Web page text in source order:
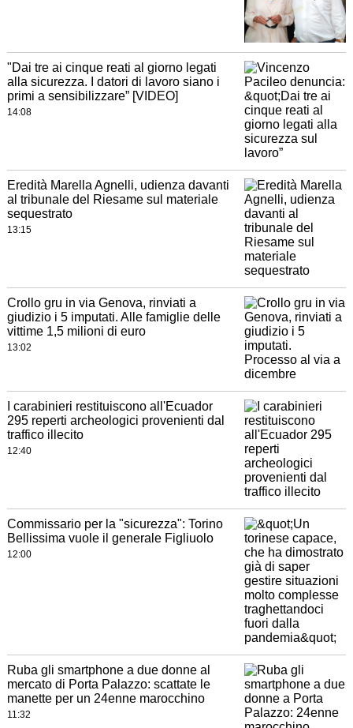
"Dai tre ai cinque reati al giorno legati
alla sicurezza. I datori di lavoro siano i
primi a sensibilizzare” [VIDEO]
14:08
Eredità Marella Agnelli, udienza davanti
al tribunale del Riesame sul materiale
sequestrato
13:15
Crollo gru in via Genova, rinviati a
giudizio i 5 imputati. Alle famiglie delle
vittime 1,5 milioni di euro
13:02
I carabinieri restituiscono all'Ecuador
295 reperti archeologici provenienti dal
traffico illecito
12:40
Commissario per la "sicurezza": Torino
Bellissima vuole il generale Figliuolo
12:00
Ruba gli smartphone a due donne al
mercato di Porta Palazzo: scattate le
manette per un 24enne marocchino
11:32